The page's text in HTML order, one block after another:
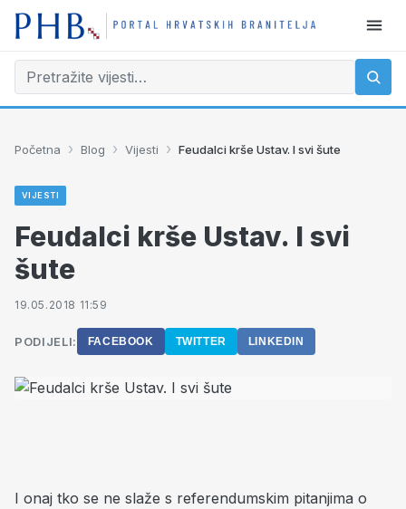
Početna › Blog › Vijesti › Feudalci krše Ustav. I svi šute
VIJESTI
Feudalci krše Ustav. I svi
šute
19.05.2018 11:59
PODIJELI: FACEBOOK TWITTER LINKEDIN
I onaj tko se ne slaže s referendumskim pitanjima o